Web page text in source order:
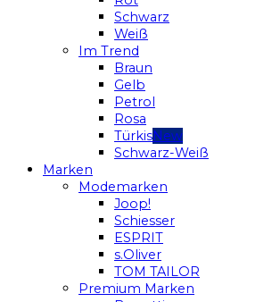
Schwarz
Weiß
Im Trend
Braun
Gelb
Petrol
Rosa
Türkis
Schwarz-Weiß
Marken
Modemarken
Joop!
Schiesser
ESPRIT
s.Oliver
TOM TAILOR
Premium Marken